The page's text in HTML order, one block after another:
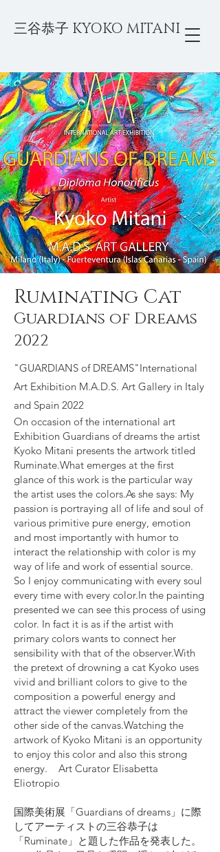
三谷恭子 KYOKO MITANI
Ruminating Cat
Guardians of Dreams
2022
"GUARDIANS of DREAMS"International
Art Exhibition M.A.D.S. Art Gallery in Italy
and Spain 2022
On occasion of the international art
Exhibition Guardians of dreams the artist
Kyoko Mitani presents the artwork titled
Ruminate.What emerges at the first
glance of this work is the particular way
the artist uses the colors.As she says: My
passion is portraying all of life and soul of
various primitive pure energy, emotion
and most importantly with humor to
interact the relationship with color is my
way of life and work of essential source.
So I enjoy communicating with every soul
every time with every color.In the painting
presented we can see this process of using
color. In fact it is as if the artist with
primary colors wants to connect her
sensibility with that of the observer.With
the pretext of drowning a cat Kyoko uses
vivid and brilliant colors to give to the
composition a powerful energy and
attract the viewer completely from the
other side of the canvas.Watching the
artwork of Kyoko Mitani is an opportunity
to enjoy this color and also this strong
energy. Art Curator Elisabetta
Eliotropio
国際美術展「Guardians of dreams」に際
してアーティストの三谷恭子は
「Ruminate」と題した作品を発表した。